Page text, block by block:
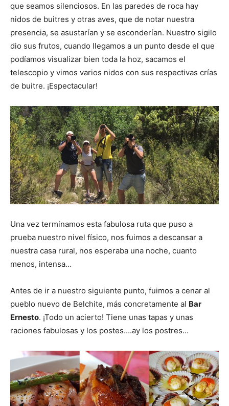
que seamos silenciosos. En las paredes de roca hay
nidos de buitres y otras aves, que de notar nuestra
presencia, se asustarían y se esconderían. Nuestro sigilo
dio sus frutos, cuando llegamos a un punto desde el que
podíamos visualizar bien toda la hoz, sacamos el
telescopio y vimos varios nidos con sus respectivas crías
de buitre. ¡Espectacular!
Una vez terminamos esta fabulosa ruta que puso a
prueba nuestro nivel físico, nos fuimos a descansar a
nuestra casa rural, nos esperaba una noche, cuanto
menos, intensa…
Antes de ir a nuestro siguiente punto, fuimos a cenar al
pueblo nuevo de Belchite, más concretamente al Bar
Ernesto. ¡Todo un acierto! Tiene unas tapas y unas
raciones fabulosas y los postes….ay los postres…